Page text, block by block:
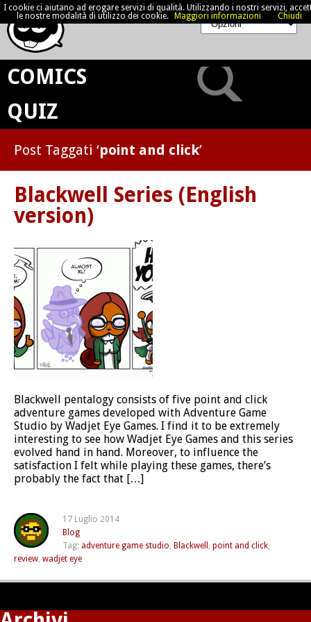
COMICS
QUIZ
Post Taggati ‘point and click’
Blackwell Series (English
version)
Blackwell pentalogy consists of five point and click
adventure games developed with Adventure Game
Studio by Wadjet Eye Games. I find it to be extremely
interesting to see how Wadjet Eye Games and this series
evolved hand in hand. Moreover, to influence the
satisfaction I felt while playing these games, there’s
probably the fact that […]
17 Luglio 2014
Blog
Tag: adventure game studio, Blackwell , point and click,
review, wadjet eye
I cookie ci aiutano ad erogare servizi di qualità. Utilizzando i nostri servizi,
le nostre modalità di utilizzo dei cookie.
Maggiori informazioni Chiudi